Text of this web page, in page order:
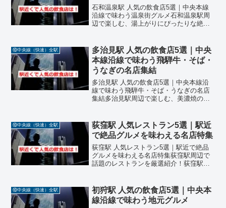
石和温泉駅 人気の飲食店5選｜中央本線
沿線で味わう温泉街グルメ石和温泉駅周
辺で楽しむ、湯上がりにぴったりな絶品
は、観光客や地元の人々に愛される飲食
店が数多く点在しています...
⑩中央線（快速）全駅
多治見駅 人気の飲食店5選｜中央
本線沿線で味わう飛騨牛・そば・
うなぎの名店集結
多治見駅 人気の飲食店5選｜中央本線沿
線で味わう飛騨牛・そば・うなぎの名店
集結多治見駅周辺で楽しむ、美濃焼の町
として知られる歴史と文化が息づく町で
す。駅周辺には、飛騨牛...
⑩中央線（快速）全駅
荻窪駅 人気レストラン5選｜駅近
で絶品グルメを味わえる名店特集
荻窪駅 人気レストラン5選｜駅近で絶品
グルメを味わえる名店特集荻窪駅周辺で
話題のレストランを厳選紹介！荻窪駅周
点在しています。今回は、荻窪駅から徒
歩圏内でアクセスできる...
⑩中央線（快速）全駅
初狩駅 人気の飲食店5選｜中央本
線沿線で味わう地元グルメ